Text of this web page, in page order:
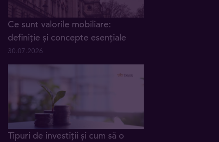
Ce sunt valorile mobiliare:
definiție și concepte esențiale
30.07.2026
Tipuri de investiții și cum să o